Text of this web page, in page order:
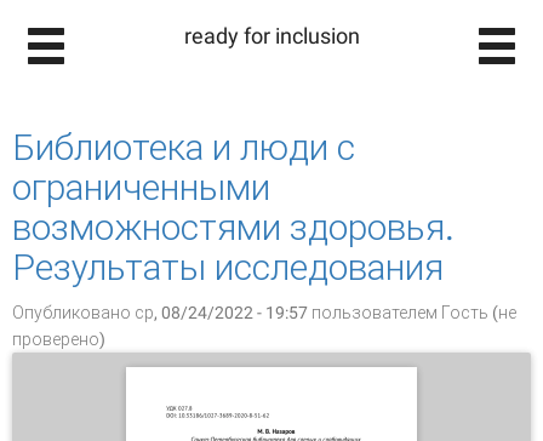
ready for inclusion
Библиотека и люди с
ограниченными
возможностями здоровья.
Результаты исследования
Опубликовано ср, 08/24/2022 - 19:57 пользователем Гость (не
проверено)